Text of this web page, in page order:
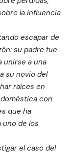
la influencia
escapar de
su padre fue
unirse a una
su novio del
raíces en
con
que ha
uno de los
el caso del